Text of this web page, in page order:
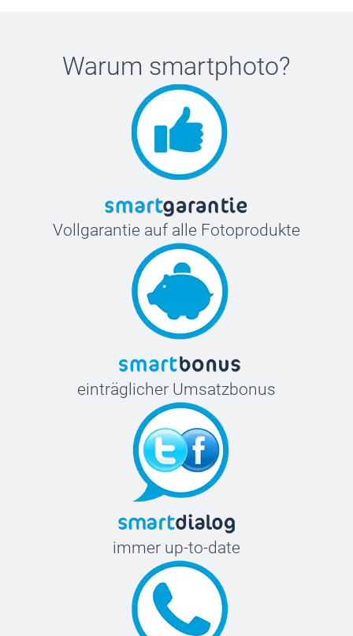
Warum smartphoto?
Vollgarantie auf alle Fotoprodukte
einträglicher Umsatzbonus
immer up-to-date